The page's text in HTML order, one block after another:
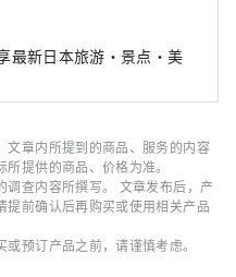
最新日本旅游・景点・美
章内所提到的商品、服务的内容
提供的商品、价格为准。
查内容所撰写。 文章发布后，产
提前确认后再购买或使用相关产品
预订产品之前，请谨慎考虑。